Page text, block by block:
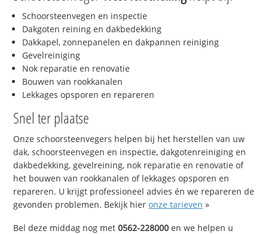
Schoorsteenvegen en inspectie
Dakgoten reining en dakbedekking
Dakkapel, zonnepanelen en dakpannen reiniging
Gevelreiniging
Nok reparatie en renovatie
Bouwen van rookkanalen
Lekkages opsporen en repareren
Snel ter plaatse
Onze schoorsteenvegers helpen bij het herstellen van uw
dak, schoorsteenvegen en inspectie, dakgotenreiniging en
dakbedekking, gevelreining, nok reparatie en renovatie of
het bouwen van rookkanalen of lekkages opsporen en
repareren. U krijgt professioneel advies én we repareren de
gevonden problemen. Bekijk hieronze tarieven »
Bel deze middag nog met0562-228000 en we helpen u